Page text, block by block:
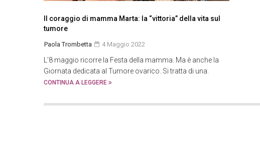
Il coraggio di mamma Marta: la “vittoria” della vita sul
tumore
Paola Trombetta 4 Maggio 2022
L’8 maggio ricorre la Festa della mamma. Ma è anche la
Giornata dedicata al Tumore ovarico. Si tratta di una.
CONTINUA A LEGGERE